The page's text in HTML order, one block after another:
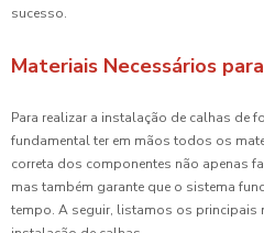
sucesso.
Materiais Necessários
Para realizar a instalação de calhas de
fundamental ter em mãos todos os
correta dos componentes não apenas
mas também garante que o sistema
tempo. A seguir, listamos os principais